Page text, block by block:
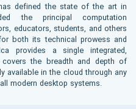
defined the state of the art in
the principal computation
educators, students, and others
both its technical prowess and
provides a single integrated,
the breadth and depth of
available in the cloud through any
modern desktop systems.